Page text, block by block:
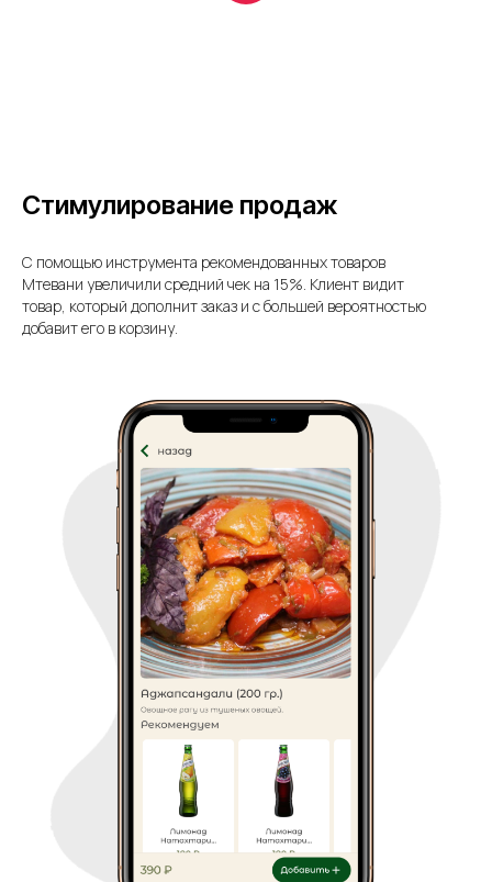
Стимулирование продаж
С помощью инструмента рекомендованных товаров
Мтевани увеличили средний чек на 15%. Клиент видит
товар, который дополнит заказ и с большей вероятностью
добавит его в корзину.